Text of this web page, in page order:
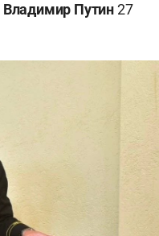
Владимир Путин27